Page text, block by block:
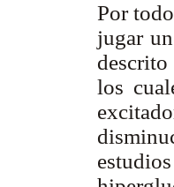
Por
jugar
los